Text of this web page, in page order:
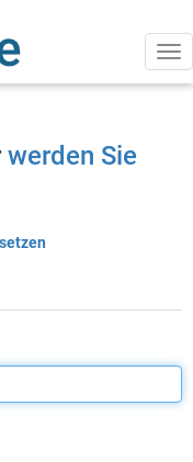
werden Sie